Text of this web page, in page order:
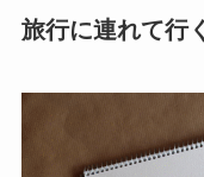
旅行に連れて行